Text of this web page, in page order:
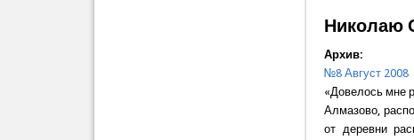
Николаю
Архив:
№8 Август 2008
«Довелось мне
Алмазово,
от деревни